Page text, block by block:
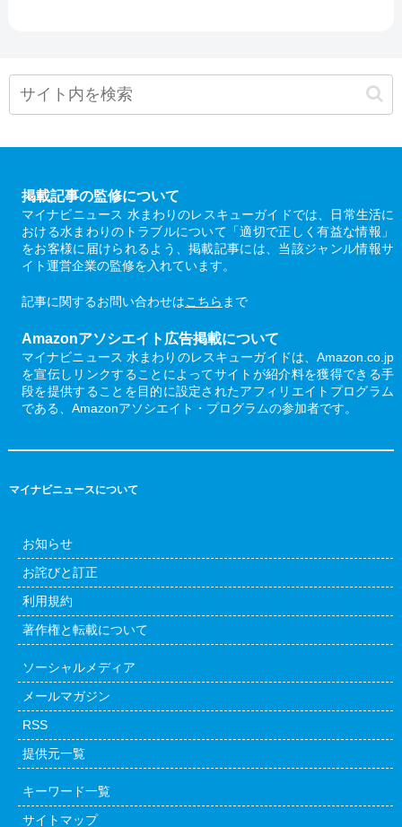
掲載記事の監修について
マイナビニュース 水まわりのレスキューガイドでは、日常生活に
おける水まわりのトラブルについて「適切で正しく有益な情報」
をお客様に届けられるよう、掲載記事には、当該ジャンル情報サ
イト運営企業の監修を入れています。
記事に関するお問い合わせはこちら まで
Amazonアソシエイト広告掲載について
マイナビニュース 水まわりのレスキューガイドは、Amazon.co.jp
を宣伝しリンクすることによってサイトが紹介料を獲得できる手
段を提供することを目的に設定されたアフィリエイトプログラム
である、Amazonアソシエイト・プログラムの参加者です。
マイナビニュースについて
お知らせ
お詫びと訂正
利用規約
著作権と転載について
ソーシャルメディア
メールマガジン
RSS
提供元一覧
キーワード一覧
サイトマップ